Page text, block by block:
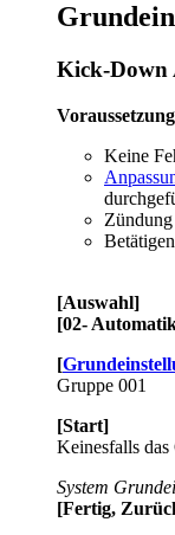
Kick-Down
Keine
[Auswahl]
[02-
[
Gruppe 001
[Start]
Keinesfalls das
System
[Fertig,